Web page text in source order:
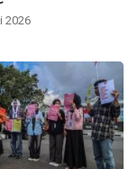
2026